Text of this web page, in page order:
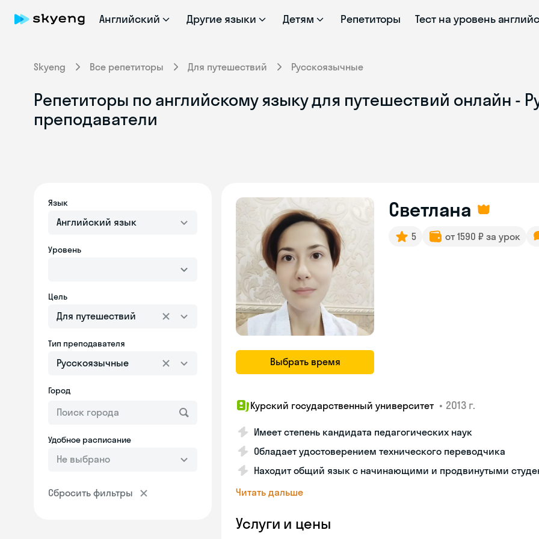
Английский Другие языки Детям Репетиторы Тест на уровень
Skyeng Все репетиторы Для путешествий Русскоязычные
Репетиторы по английскому языку для путешествий онлайн -
преподаватели
Язык
Английский язык
Уровень
Цель
Для путешествий
Тип преподавателя
Русскоязычные
Город
Удобное расписание
Не выбрано
Сбросить фильтры
Выбрать время
Светлана
5 от 1590 ₽ за урок
Курский государственный университет • 2013 г.
Имеет степень кандидата педагогических наук
Обладает удостоверением технического переводчика
Находит общий язык с начинающими и продвинутыми
Читать дальше
Услуги и цены